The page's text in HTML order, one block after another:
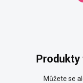
Produkty
Můžete se